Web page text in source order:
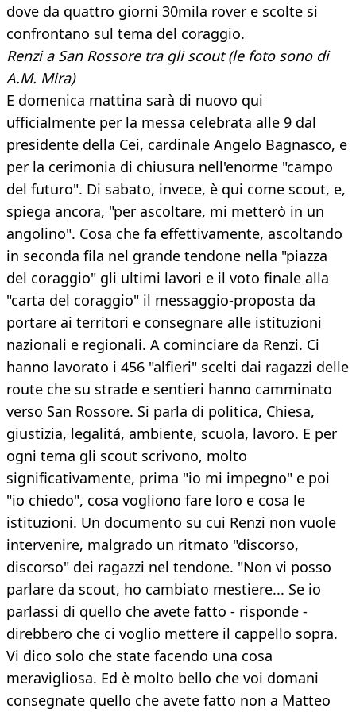
dove da quattro giorni 30mila rover e scolte si
confrontano sul tema del coraggio.
Renzi a San Rossore tra gli scout (le foto sono di
A.M. Mira)
E domenica mattina sarà di nuovo qui
ufficialmente per la messa celebrata alle 9 dal
presidente della Cei, cardinale Angelo Bagnasco, e
per la cerimonia di chiusura nell'enorme "campo
del futuro". Di sabato, invece, è qui come scout, e,
spiega ancora, "per ascoltare, mi metterò in un
angolino". Cosa che fa effettivamente, ascoltando
in seconda fila nel grande tendone nella "piazza
del coraggio" gli ultimi lavori e il voto finale alla
"carta del coraggio" il messaggio-proposta da
portare ai territori e consegnare alle istituzioni
nazionali e regionali. A cominciare da Renzi. Ci
hanno lavorato i 456 "alfieri" scelti dai ragazzi delle
route che su strade e sentieri hanno camminato
verso San Rossore. Si parla di politica, Chiesa,
giustizia, legalitá, ambiente, scuola, lavoro. E per
ogni tema gli scout scrivono, molto
significativamente, prima "io mi impegno" e poi
"io chiedo", cosa vogliono fare loro e cosa le
istituzioni. Un documento su cui Renzi non vuole
intervenire, malgrado un ritmato "discorso,
discorso" dei ragazzi nel tendone. "Non vi posso
parlare da scout, ho cambiato mestiere... Se io
parlassi di quello che avete fatto - risponde -
direbbero che ci voglio mettere il cappello sopra.
Vi dico solo che state facendo una cosa
meravigliosa. Ed è molto bello che voi domani
consegnate quello che avete fatto non a Matteo